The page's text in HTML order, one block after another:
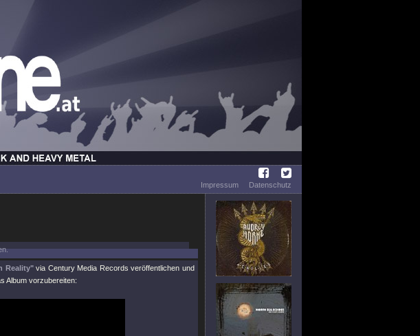
Impressum
Datenschutz
Reality"via Century Media Records veröffentlichen und
Album vorzubereiten: